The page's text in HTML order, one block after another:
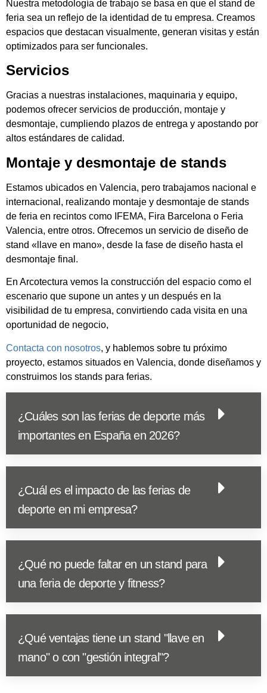
Nuestra metodología de trabajo se basa en que el stand de
feria sea un reflejo de la identidad de tu empresa. Creamos
espacios que destacan visualmente, generan visitas y están
optimizados para ser funcionales.
Servicios
Gracias a nuestras instalaciones, maquinaria y equipo,
podemos ofrecer servicios de producción, montaje y
desmontaje, cumpliendo plazos de entrega y apostando por
altos estándares de calidad.
Montaje y desmontaje de stands
Estamos ubicados en Valencia, pero trabajamos nacional e
internacional, realizando montaje y desmontaje de stands
de feria en recintos como IFEMA, Fira Barcelona o Feria
Valencia, entre otros. Ofrecemos un servicio de diseño de
stand «llave en mano», desde la fase de diseño hasta el
desmontaje final.
En Arcotectura vemos la construcción del espacio como el
escenario que supone un antes y un después en la
visibilidad de tu empresa, convirtiendo cada visita en una
oportunidad de negocio,
Contacta con nosotros, y hablemos sobre tu próximo
proyecto, estamos situados en Valencia, donde diseñamos y
construimos los stands para ferias.
¿Cuáles son las ferias de deporte más
importantes en España en 2026?
¿Cuál es el impacto de las ferias de
deporte en mi empresa?
¿Qué no puede faltar en un stand para
una feria de deporte y fitness?
¿Qué ventajas tiene un stand "llave en
mano" o con "gestión integral"?